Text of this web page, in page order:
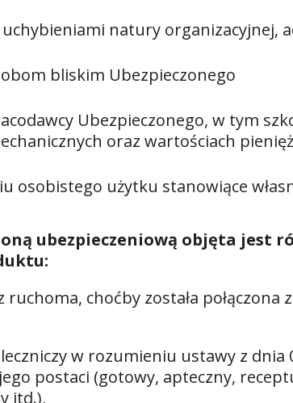
natury organizacyjnej,
bliskim Ubezpieczonego
Ubezpieczonego, w tym
oraz wartościach
osobistego użytku stanowiące
ubezpieczeniową objęta jest
ruchoma, choćby została
w rozumieniu ustawy z
postaci (gotowy, apteczny,
itd.),